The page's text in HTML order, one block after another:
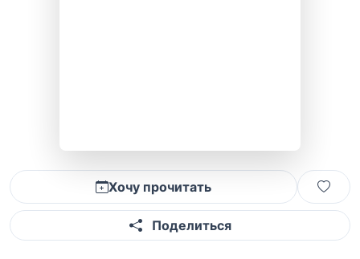
Хочу прочитать
Поделиться